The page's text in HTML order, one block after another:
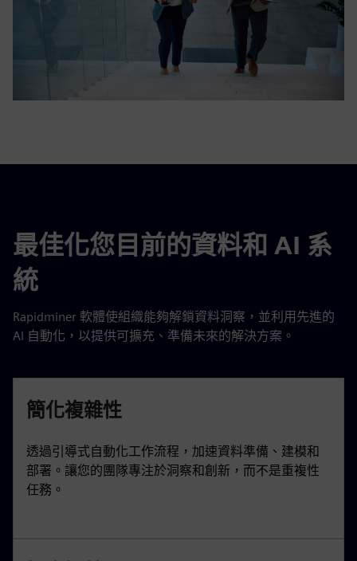
最佳化您目前的資料和 AI 系
統
Rapidminer 軟體使組織能夠解鎖資料洞察，並利用先進的
AI 自動化，以提供可擴充、準備未來的解決方案。
簡化複雜性
透過引導式自動化工作流程，加速資料準備、建模和
部署。讓您的團隊專注於洞察和創新，而不是重複性
任務。